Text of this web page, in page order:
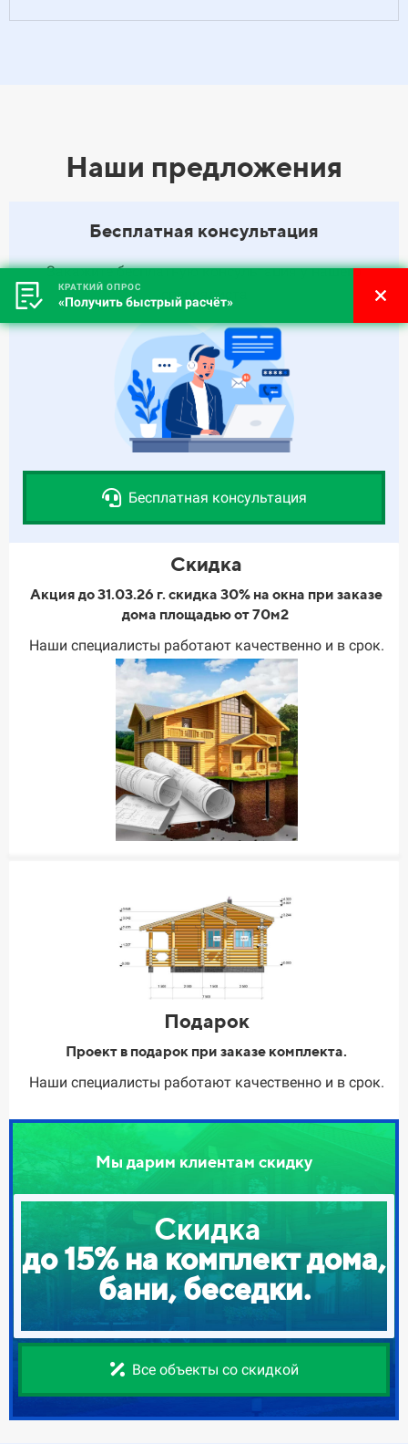
Наши предложения
Бесплатная консультация
Закажите бесплатную консультация у нашего
специалиста
Бесплатная консультация
Скидка
Акция до 31.03.26 г. скидка 30% на окна при заказе
дома площадью от 70м2
Наши специалисты работают качественно и в срок.
Подарок
Проект в подарок при заказе комплекта.
Наши специалисты работают качественно и в срок.
Мы дарим клиентам скидку
Скидка
до 15% на комплект дома,
бани, беседки.
Все объекты со скидкой
КРАТКИЙ ОПРОС
«Получить быстрый расчёт»